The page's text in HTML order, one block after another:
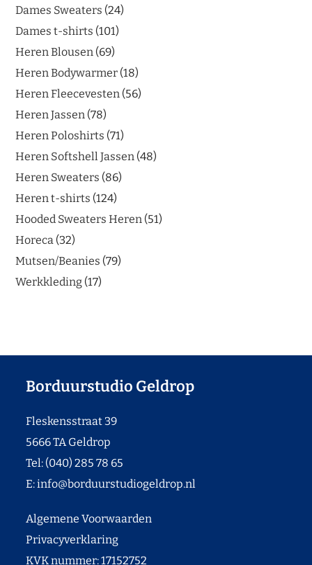
Dames Sweaters 24
Dames t-shirts 101
Heren Blousen 69
Heren Bodywarmer 18
Heren Fleecevesten 56
Heren Jassen 78
Heren Poloshirts 71
Heren Softshell Jassen 48
Heren Sweaters 86
Heren t-shirts 124
Hooded Sweaters Heren 51
Horeca 32
Mutsen/Beanies 79
Werkkleding 17
Borduurstudio Geldrop
Fleskensstraat 39
5666 TA Geldrop
Tel: (040) 285 78 65
E:info@borduurstudiogeldrop.nl
Algemene Voorwaarden
Privacyverklaring
KVK nummer: 17152752